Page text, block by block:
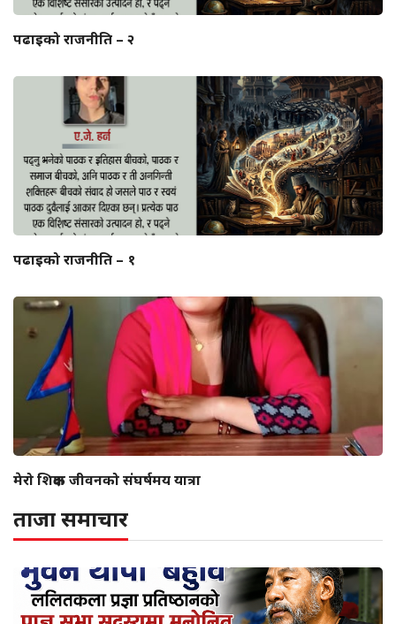
पढाइको राजनीति – २
पढाइको राजनीति – १
मेरो शिक्षक जीवनको संघर्षमय यात्रा
ताजा समाचार